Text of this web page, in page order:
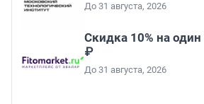
До 31 августа, 2026
Скидка 10% на
₽
До 31 августа, 2026